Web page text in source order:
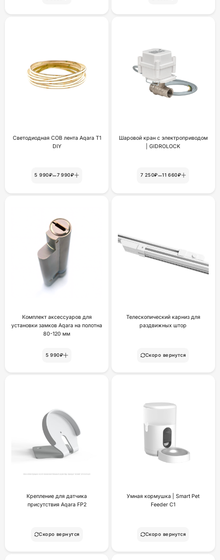
Светодиодная COB лента Aqara T1
DIY
5 990₽–7 990₽
Шаровой кран с электроприводом
| GIDROLOCK
7 250₽–11 660₽
Комплект аксессуаров для
установки замков Aqara на полотна
80-120 мм
5 990₽
Телескопический карниз для
раздвижных штор
Скоро вернутся
Крепление для датчика
присутствия Aqara FP2
Скоро вернутся
Умная кормушка | Smart Pet
Feeder C1
Скоро вернутся